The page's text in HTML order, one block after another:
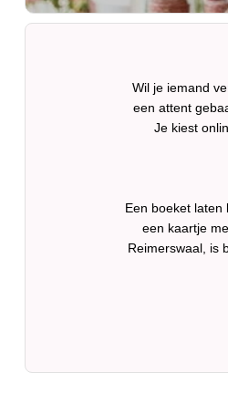
Wil je iemand
een attent
Je kiest
Een boeket
een kaartje
Reimerswaal, is